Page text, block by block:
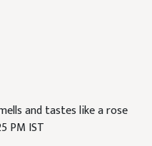
and tastes like a rose
PM IST